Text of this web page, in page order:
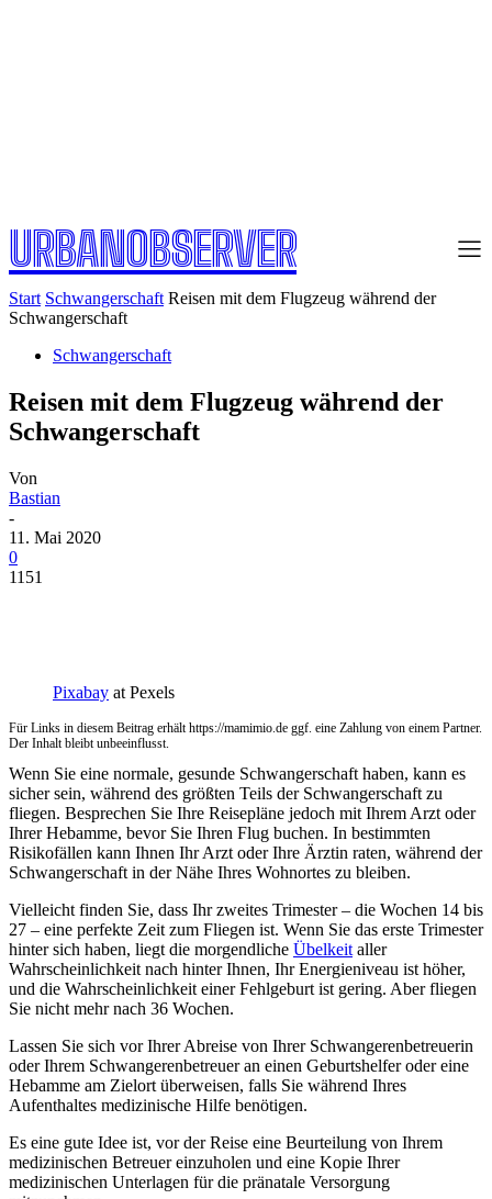
URBANOBSERVER
Start Schwangerschaft Reisen mit dem Flugzeug während der
Schwangerschaft
Schwangerschaft
Reisen mit dem Flugzeug während der
Schwangerschaft
Von
Bastian
-
11. Mai 2020
0
1151
Pixabay at Pexels
Für Links in diesem Beitrag erhält https://mamimio.de ggf. eine Zahlung von einem Partner.
Der Inhalt bleibt unbeeinflusst.
Wenn Sie eine normale, gesunde Schwangerschaft haben, kann es
sicher sein, während des größten Teils der Schwangerschaft zu
fliegen. Besprechen Sie Ihre Reisepläne jedoch mit Ihrem Arzt oder
Ihrer Hebamme, bevor Sie Ihren Flug buchen. In bestimmten
Risikofällen kann Ihnen Ihr Arzt oder Ihre Ärztin raten, während der
Schwangerschaft in der Nähe Ihres Wohnortes zu bleiben.
Vielleicht finden Sie, dass Ihr zweites Trimester – die Wochen 14 bis
27 – eine perfekte Zeit zum Fliegen ist. Wenn Sie das erste Trimester
hinter sich haben, liegt die morgendliche Übelkeit aller
Wahrscheinlichkeit nach hinter Ihnen, Ihr Energieniveau ist höher,
und die Wahrscheinlichkeit einer Fehlgeburt ist gering. Aber fliegen
Sie nicht mehr nach 36 Wochen.
Lassen Sie sich vor Ihrer Abreise von Ihrer Schwangerenbetreuerin
oder Ihrem Schwangerenbetreuer an einen Geburtshelfer oder eine
Hebamme am Zielort überweisen, falls Sie während Ihres
Aufenthaltes medizinische Hilfe benötigen.
Es eine gute Idee ist, vor der Reise eine Beurteilung von Ihrem
medizinischen Betreuer einzuholen und eine Kopie Ihrer
medizinischen Unterlagen für die pränatale Versorgung